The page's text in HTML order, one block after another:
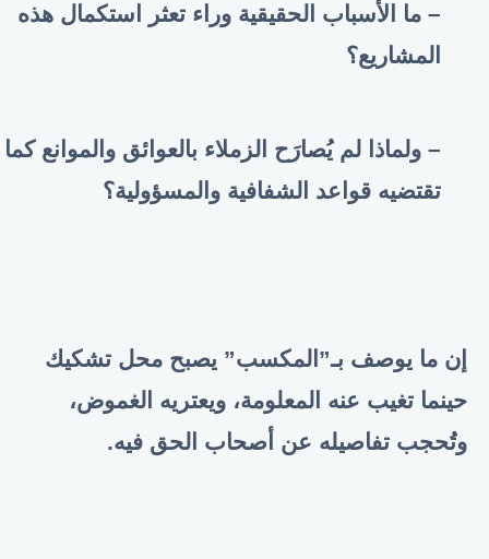
– ما الأسباب الحقيقية وراء تعثر استكمال هذه
المشاريع؟
– ولماذا لم يُصارَح الزملاء بالعوائق والموانع كما
تقتضيه قواعد الشفافية والمسؤولية؟
إن ما يوصف بـ”المكسب” يصبح محل تشكيك
حينما تغيب عنه المعلومة، ويعتريه الغموض،
وتُحجب تفاصيله عن أصحاب الحق فيه.